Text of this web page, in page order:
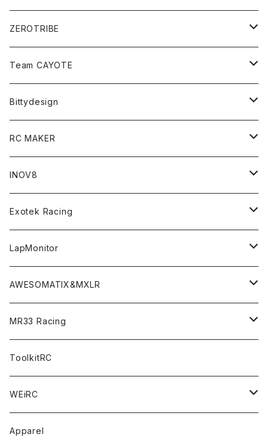
ZEROTRIBE
Zetricks（Spare & Optional）
T4 MID Conversion Kit
T4 FWD Conversion Kit
BD9 MID Conversion Kit
Option Parts For TRF420,420X
Option Parts For TA08/TA08R
TA08
TA08R
Option Parts For XRAY T4
Option Parts For YOKOMO BD9
Option Parts For YOKOMO BD8
Accessories
Discontinued Products
Team CAYOTE
Batteries
Merchandise
Accessories
CREST ESC
CREST X EVO
CRESR RS120
CREST Stocki Motor
CREST Modi Motor
Special Set（ZEROTRIBEオリジナル）
Bittydesign
On-Road Clear Body＜オンロード用ボディ＞
GT8 （1/8 W/B325mm,W/B360mm）
LMH （1/10 190mm）
M-Chassis（1/10 W/B210-225mm）
F1（1/10）
Liquid Mask＜リキッドマスク＞
Accessories＜バッグ/その他製品＞
Stencils＜エアブラシ用ステンシル＞
RC MAKER
SP2＜組立キット／スペアー＆オプションパーツ＞
SP1＜組立キット／スペアー＆オプションパーツ＞
SP1-F＜組立キット／スペアー＆オプションパーツ＞
Awesomatix
A800MMX
A800R
XRAY
X4
X4F
Accessories
YOKOMO
BD12
MUGEN
INOV8
Bodyshell Accessories
Setup Tools
Pit Accessories
Radio Accessories
Option Parts
Electronics
Tire Cleaner/Additive
Exotek Racing
Bodies
F1ULTRA
RUBBER TIRES＆WHEEL
LapMonitor
Decoder
Transponder
Accessories
AWESOMATIX&MXLR
A800R（KIT＆Spare & Optional）
A12（KIT＆Spare & Optional）
MR33 Racing
Chemicals＜ケミカル＞
Shock Oil＜ショックオイル＞
Diff Oil＜デフオイル＞
Tires＜タイヤ関連＞
Additive＜グリップ剤＞
OptionParts＜オプションパーツ＞
ToolkitRC
WEiRC
Spring Steel Chassis
Apparel